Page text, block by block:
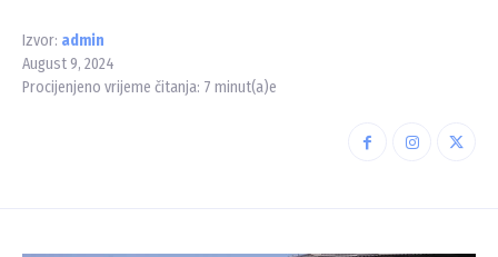
Izvor: admin
August 9, 2024
Procijenjeno vrijeme čitanja: 7 minut(a)e